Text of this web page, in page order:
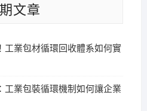
文章
工業包材循環回收體系如何實
工業包裝循環機制如何讓企業